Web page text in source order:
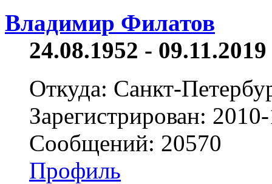
Владимир Филатов
24.08.1952 -
Откуда: Санкт-
Зарегистрирован:
Сообщений: 20570
Профиль